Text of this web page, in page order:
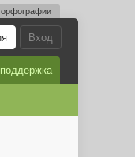
орфографии
Вход